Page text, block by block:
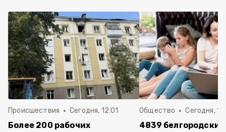
Происшествия Сегодня, 12:01
Более 200 рабочих
Общество Сегодня,
4839